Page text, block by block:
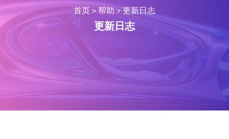
首页 > 帮助>更新日志
更新日志